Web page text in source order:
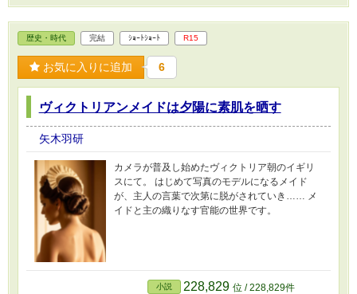
歴史・時代 完結 ｼｮｰﾄｼｮｰﾄ R15
お気に入りに追加 6
ヴィクトリアンメイドは夕陽に素肌を晒す
矢木羽研
カメラが普及し始めたヴィクトリア朝のイギリ
スにて。 はじめて写真のモデルになるメイド
が、主人の言葉で次第に脱がされていき…… メ
イドと主の織りなす官能の世界です。
小説 228,829 位 / 228,829件